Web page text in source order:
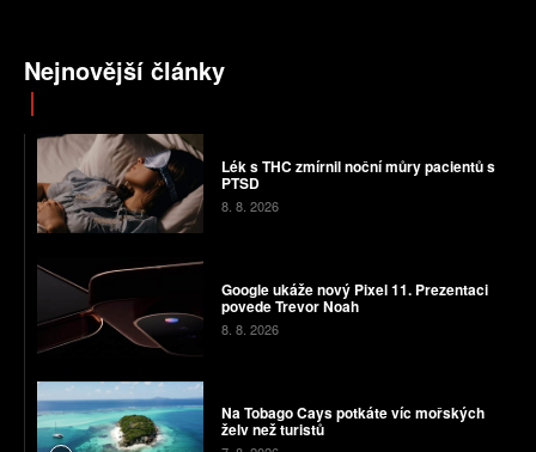
Nejnovější články
Lék s THC zmírnil noční můry pacientů s
PTSD
8. 8. 2026
Google ukáže nový Pixel 11. Prezentaci
povede Trevor Noah
8. 8. 2026
Na Tobago Cays potkáte víc mořských
želv než turistů